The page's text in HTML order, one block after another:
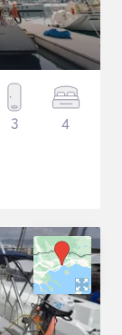
3 4